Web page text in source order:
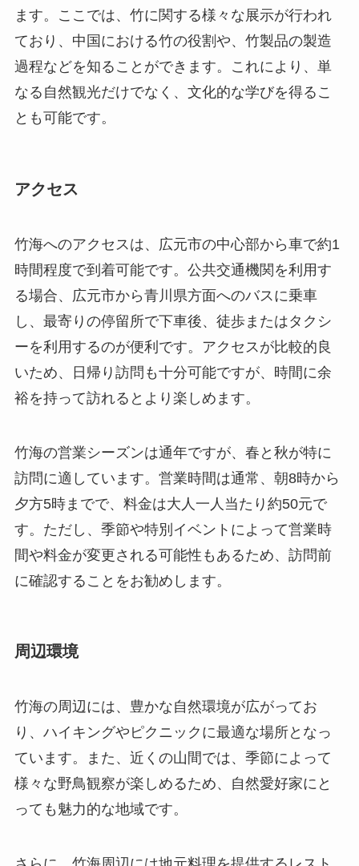
ます。ここでは、竹に関する様々な展示が行われ
ており、中国における竹の役割や、竹製品の製造
過程などを知ることができます。これにより、単
なる自然観光だけでなく、文化的な学びを得るこ
とも可能です。
アクセス
竹海へのアクセスは、広元市の中心部から車で約1
時間程度で到着可能です。公共交通機関を利用す
る場合、広元市から青川県方面へのバスに乗車
し、最寄りの停留所で下車後、徒歩またはタクシ
ーを利用するのが便利です。アクセスが比較的良
いため、日帰り訪問も十分可能ですが、時間に余
裕を持って訪れるとより楽しめます。
竹海の営業シーズンは通年ですが、春と秋が特に
訪問に適しています。営業時間は通常、朝8時から
夕方5時までで、料金は大人一人当たり約50元で
す。ただし、季節や特別イベントによって営業時
間や料金が変更される可能性もあるため、訪問前
に確認することをお勧めします。
周辺環境
竹海の周辺には、豊かな自然環境が広がってお
り、ハイキングやピクニックに最適な場所となっ
ています。また、近くの山間では、季節によって
様々な野鳥観察が楽しめるため、自然愛好家にと
っても魅力的な地域です。